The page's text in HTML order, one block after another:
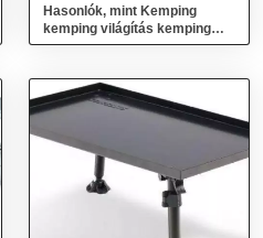
Hasonlók, mint Kemping
kemping világítás kemping
akkumulátor fáklya 2in1 3